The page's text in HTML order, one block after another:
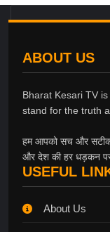
ABOUT US
Bharat Kesari TV
stand for the truth
हम आपको सच और सटीक
और देश की हर धड़कन पर
USEFUL
About Us